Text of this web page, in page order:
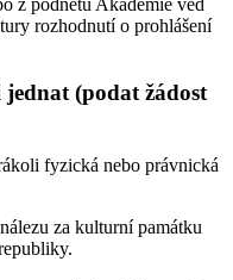
rozhodnutí o prohlášení
(podat žádost
fyzická nebo právnická
za kulturní památku